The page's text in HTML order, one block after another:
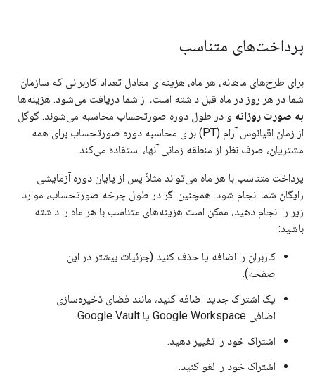
پرداخت‌های متناسب
برای طرح‌های ماهانه، هر ماه، هزینه‌ای معادل تعداد کاربرانی که سازمان
شما در هر روز در ماه قبل داشته است، از شما دریافت می‌شود. هزینه‌ها
به صورت روزانه و در طول دوره صورتحساب محاسبه می‌شوند. گوگل
از زمان اقیانوس آرام (PT) برای محاسبه دوره صورتحساب برای همه
مشتریان، صرف نظر از منطقه زمانی آنها، استفاده می‌کند.
پرداخت متناسب با هر ماه می‌تواند مثلاً پس از پایان دوره آزمایشی
رایگان شما انجام شود. همچنین اگر در طول چرخه صورتحساب، موارد
زیر را انجام دهید، ممکن است هزینه‌های متناسب با هر ماه را داشته
باشید:
کاربران را اضافه یا حذف کنید (جزئیات بیشتر در این
صفحه).
یک اشتراک جدید اضافه کنید، مانند فضای ذخیره‌سازی
اضافی Google Workspace یا Google Vault.
اشتراک خود را تغییر دهید.
اشتراک خود را لغو کنید.